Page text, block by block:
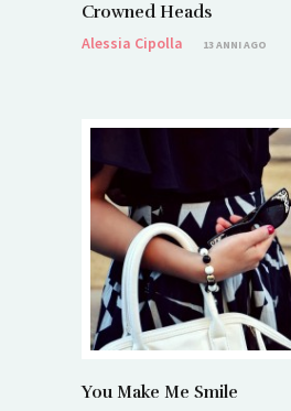
Crowned Heads
Alessia Cipolla
13 ANNI AGO
You Make Me Smile